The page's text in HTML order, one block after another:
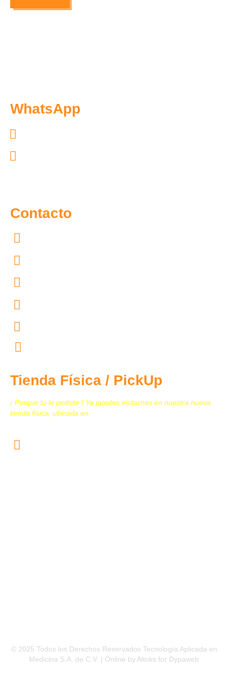
WhatsApp
Contacto
Tienda Física / PickUp
¡ Porque tú lo pediste ! Ya puedes visitarnos en nuestra nueva
tienda física, ubicada en:
© 2025 Todos los Derechos Reservados Tecnología Aplicada en
Medicina S.A. de C.V. | Online by Altoks for Dypaweb